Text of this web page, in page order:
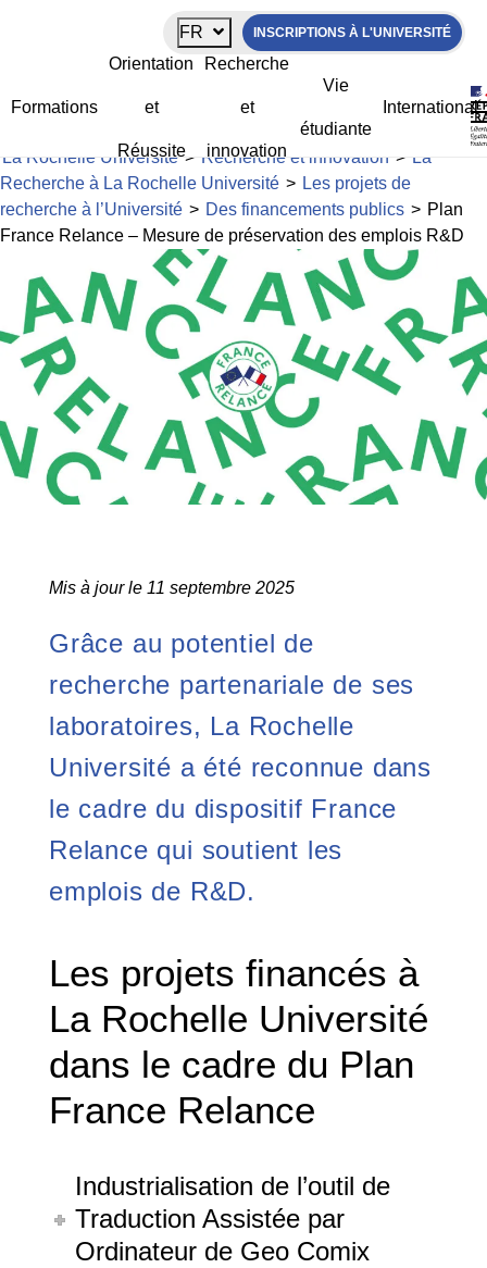
FR INSCRIPTIONS À L'UNIVERSITÉ
Formations
Orientation
et
Réussite
Recherche
et
innovation
Vie
étudiante
International
Plan France Relance – Mesure de
préservation des emplois R&D
La Rochelle Université> Recherche et innovation > La
Recherche à La Rochelle Université > Les projets de
recherche à l’Université > Des financements publics > Plan
France Relance – Mesure de préservation des emplois R&D
Mis à jour le 11 septembre 2025
Grâce au potentiel de
recherche partenariale de ses
laboratoires, La Rochelle
Université a été reconnue dans
le cadre du dispositif France
Relance qui soutient les
emplois de R&D.
Les projets financés à
La Rochelle Université
dans le cadre du Plan
France Relance
Industrialisation de l’outil de
Traduction Assistée par
Ordinateur de Geo Comix
Panneau de gestion des cookies